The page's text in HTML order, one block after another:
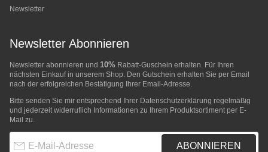
Newsletter
Newsletter Abonnieren
Newsletter abonnieren und 10% Rabatt-Guschein erhalten. Für Ihren
nächsten Einkauf in unserem Shop. Den Gutschein erhalten Sie per Email
nach der erfolgreichen Bestätigung Ihrer Email-Adresse.
Bitte senden Sie mir entsprechend Ihrer Datenschutzerklärung regelmäßig
und jederzeit widerruflich Informationen zu Ihrem Produktsortiment per E-
Mail zu.
ABONNIEREN